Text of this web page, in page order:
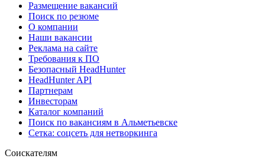
Размещение вакансий
Поиск по резюме
О компании
Наши вакансии
Реклама на сайте
Требования к ПО
Безопасный HeadHunter
HeadHunter API
Партнерам
Инвесторам
Каталог компаний
Поиск по вакансиям в Альметьевске
Сетка: соцсеть для нетворкинга
Соискателям